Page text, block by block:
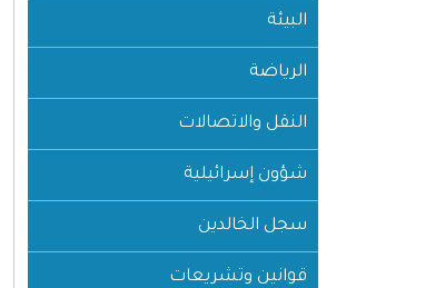
البيئة
الرياضة
النقل والاتصالات
شؤون إسرائيلية
سجل الخالدين
قوانين وتشريعات